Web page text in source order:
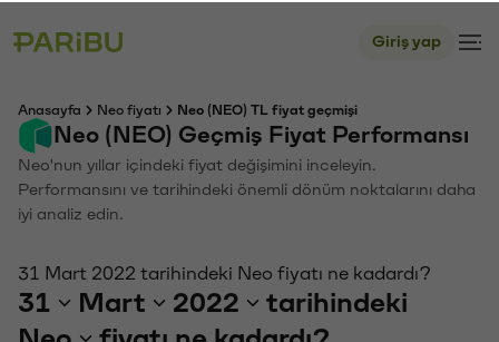
Giriş yap
Anasayfa Neo fiyatı Neo (NEO) TL fiyat geçmişi
Neo (NEO) Geçmiş Fiyat Performansı
Neo'nun yıllar içindeki fiyat değişimini inceleyin.
Performansını ve tarihindeki önemli dönüm noktalarını daha
iyi analiz edin.
31 Mart 2022 tarihindeki Neo fiyatı ne kadardı?
31 Mart 2022
tarihindeki